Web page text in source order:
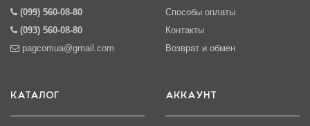
(099) 560-08-80
(093) 560-08-80
pagcomua@gmail.com
Способы оплаты
Контакты
Возврат и обмен
КАТАЛОГ АККАУНТ